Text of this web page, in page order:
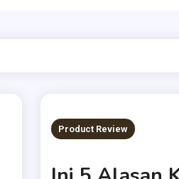
Product Review